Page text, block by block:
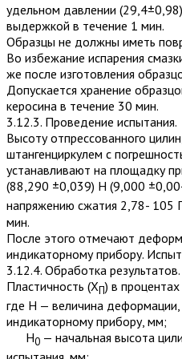
удельном давлении
выдержкой в течение 1 мин.
Образцы не должны иметь
Во избежание испарения
же после изготовления
Допускается хранение
керосина в течение 30 мин.
3.12.3. Проведение испытания.
Высоту отпрессованного
штангенциркулем с
устанавливают на площадку
(88,290 ±0,039) Н (9,000
напряжению сжатия 2,78- 105
мин.
После этого отмечают
индикаторному прибору.
3.12.4. Обработка результатов.
Пластичность (ХП) в
где Н — величина
индикаторному прибору, мм;
Н0 — начальная высота